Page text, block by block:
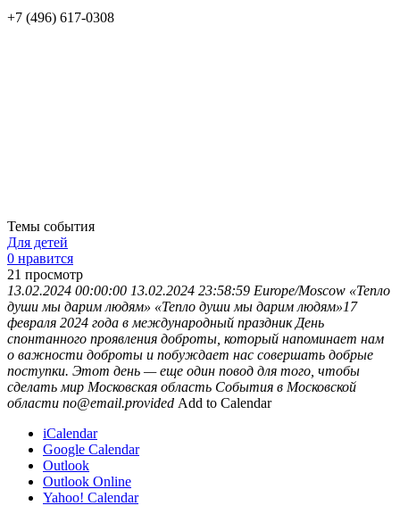
+7 (496) 617-0308
Темы события
Для детей
0 нравится
21 просмотр
13.02.2024 00:00:00 13.02.2024 23:58:59 Europe/Moscow «Тепло
души мы дарим людям» «Тепло души мы дарим людям»17
февраля 2024 года в международный праздник День
спонтанного проявления доброты, который напоминает нам
о важности доброты и побуждает нас совершать добрые
поступки. Этот день — еще один повод для того, чтобы
сделать мир Московская область События в Московской
области no@email.provided Add to Calendar
iCalendar
Google Calendar
Outlook
Outlook Online
Yahoo! Calendar